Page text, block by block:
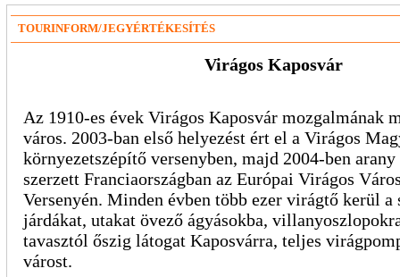
TOURINFORM/JEGYÉRTÉKESÍTÉS
Virágos Kaposvár
Az 1910-es évek Virágos Kaposvár mozgalmának
város. 2003-ban első helyezést ért el a Virágos
környezetszépítő versenyben, majd 2004-ben
szerzett Franciaországban az Európai Virágos
Versenyén. Minden évben több ezer virágtő kerül a
járdákat, utakat övező ágyásokba,
tavasztól őszig látogat Kaposvárra, teljes
várost.